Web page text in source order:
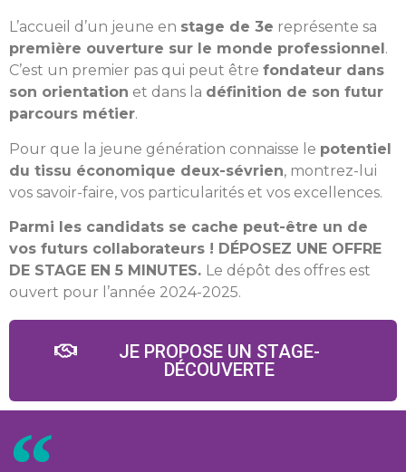
L’accueil d’un jeune en stage de 3e représente sa
première ouverture sur le monde professionnel .
C’est un premier pas qui peut être fondateur dans
son orientation et dans la définition de son futur
parcours métier.
Pour que la jeune génération connaisse le potentiel
du tissu économique deux-sévrien, montrez-lui
vos savoir-faire, vos particularités et vos excellences.
Parmi les candidats se cache peut-être un de
vos futurs collaborateurs ! DÉPOSEZ UNE OFFRE
DE STAGE EN 5 MINUTES. Le dépôt des offres est
ouvert pour l’année 2024-2025.
JE PROPOSE UN STAGE-
DÉCOUVERTE